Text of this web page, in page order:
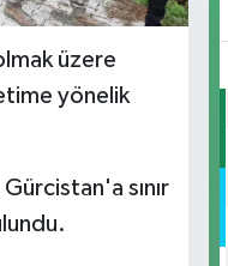
üzere
yönelik
sınır